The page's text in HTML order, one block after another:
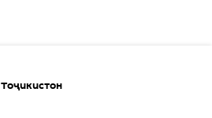
Тоҷикистон